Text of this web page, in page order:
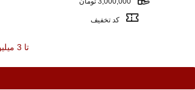
کد تخفیف
تا 3 میلیون تومان تخفیف خرید بیمه از تپسی